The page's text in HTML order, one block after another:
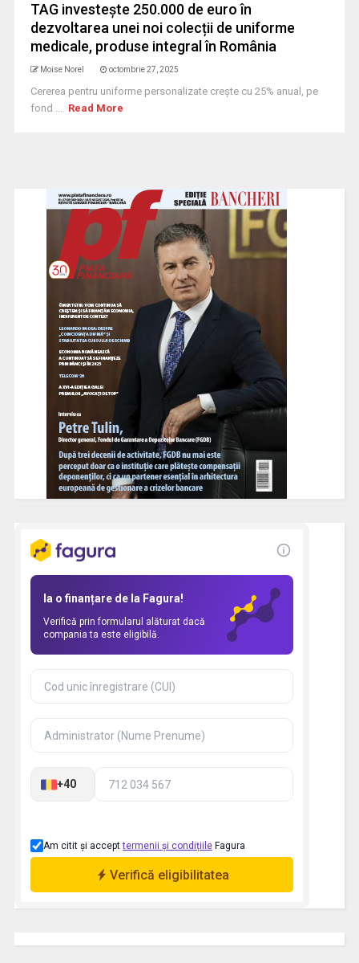
TAG investește 250.000 de euro în
dezvoltarea unei noi colecții de uniforme
medicale, produse integral în România
Moise Norel octombrie 27, 2025
Cererea pentru uniforme personalizate crește cu 25% anual, pe
fond ... Read More